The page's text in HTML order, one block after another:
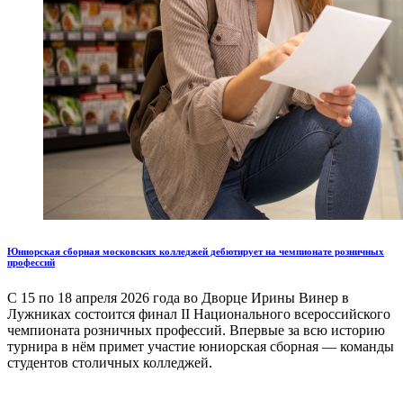
Юниорская сборная московских колледжей дебютирует на чемпионате розничных
профессий
С 15 по 18 апреля 2026 года во Дворце Ирины Винер в
Лужниках состоится финал II Национального всероссийского
чемпионата розничных профессий. Впервые за всю историю
турнира в нём примет участие юниорская сборная — команды
студентов столичных колледжей.